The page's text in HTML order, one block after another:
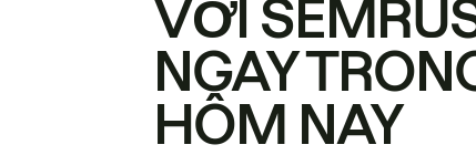
VỚI
NGAY
HÔM NAY